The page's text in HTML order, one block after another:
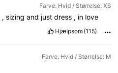
Farve: Hvid / Størrelse: XS
, sizing and just dress , in love
Hjælpsom (115)
Farve: Hvid / Størrelse: M